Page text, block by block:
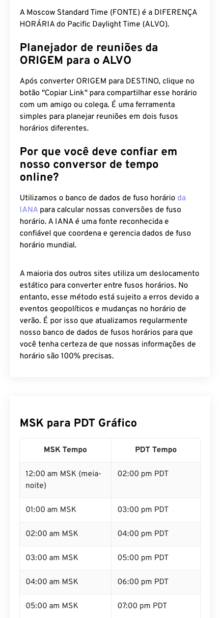
A Moscow Standard Time (FONTE) é a DIFERENÇA
HORÁRIA do Pacific Daylight Time (ALVO).
Planejador de reuniões da
ORIGEM para o ALVO
Após converter ORIGEM para DESTINO, clique no
botão "Copiar Link" para compartilhar esse horário
com um amigo ou colega. É uma ferramenta
simples para planejar reuniões em dois fusos
horários diferentes.
Por que você deve confiar em
nosso conversor de tempo
online?
Utilizamos o banco de dados de fuso horário da
IANA para calcular nossas conversões de fuso
horário. A IANA é uma fonte reconhecida e
confiável que coordena e gerencia dados de fuso
horário mundial.
A maioria dos outros sites utiliza um deslocamento
estático para converter entre fusos horários. No
entanto, esse método está sujeito a erros devido a
eventos geopolíticos e mudanças no horário de
verão. É por isso que atualizamos regularmente
nosso banco de dados de fusos horários para que
você tenha certeza de que nossas informações de
horário são 100% precisas.
MSK para PDT Gráfico
MSK Tempo PDT Tempo
12:00 am MSK (meia-
noite)
02:00 pm PDT
01:00 am MSK 03:00 pm PDT
02:00 am MSK 04:00 pm PDT
03:00 am MSK 05:00 pm PDT
04:00 am MSK 06:00 pm PDT
05:00 am MSK 07:00 pm PDT